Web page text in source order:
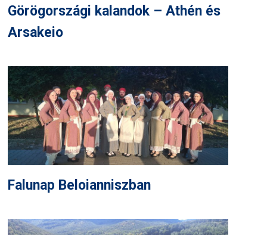
Görögországi kalandok – Athén és
Arsakeio
Falunap Beloianniszban